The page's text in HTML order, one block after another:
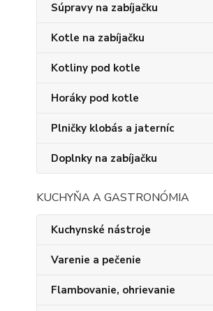
Súpravy na zabíjačku
Kotle na zabíjačku
Kotliny pod kotle
Horáky pod kotle
Plničky klobás a jaterníc
Doplnky na zabíjačku
KUCHYŇA A GASTRONÓMIA
Kuchynské nástroje
Varenie a pečenie
Flambovanie, ohrievanie